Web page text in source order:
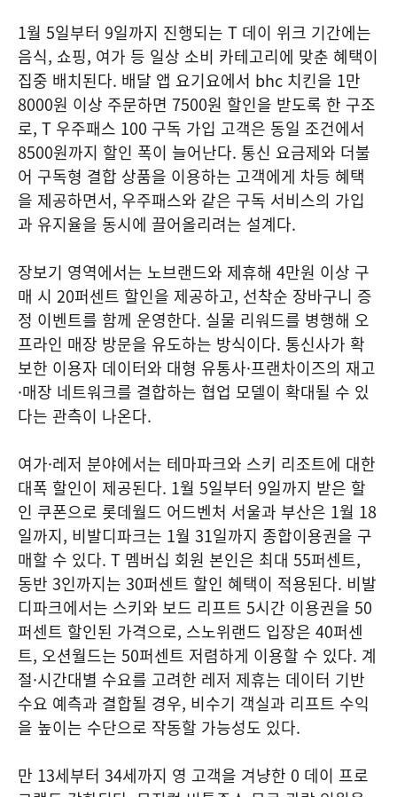
1월 5일부터 9일까지 진행되는 T 데이 위크 기간에는
음식, 쇼핑, 여가 등 일상 소비 카테고리에 맞춘 혜택이
집중 배치된다. 배달 앱 요기요에서 bhc 치킨을 1만
8000원 이상 주문하면 7500원 할인을 받도록 한 구조
로, T 우주패스 100 구독 가입 고객은 동일 조건에서
8500원까지 할인 폭이 늘어난다. 통신 요금제와 더불
어 구독형 결합 상품을 이용하는 고객에게 차등 혜택
을 제공하면서, 우주패스와 같은 구독 서비스의 가입
과 유지율을 동시에 끌어올리려는 설계다.
장보기 영역에서는 노브랜드와 제휴해 4만원 이상 구
매 시 20퍼센트 할인을 제공하고, 선착순 장바구니 증
정 이벤트를 함께 운영한다. 실물 리워드를 병행해 오
프라인 매장 방문을 유도하는 방식이다. 통신사가 확
보한 이용자 데이터와 대형 유통사·프랜차이즈의 재고
·매장 네트워크를 결합하는 협업 모델이 확대될 수 있
다는 관측이 나온다.
여가·레저 분야에서는 테마파크와 스키 리조트에 대한
대폭 할인이 제공된다. 1월 5일부터 9일까지 받은 할
인 쿠폰으로 롯데월드 어드벤처 서울과 부산은 1월 18
일까지, 비발디파크는 1월 31일까지 종합이용권을 구
매할 수 있다. T 멤버십 회원 본인은 최대 55퍼센트,
동반 3인까지는 30퍼센트 할인 혜택이 적용된다. 비발
디파크에서는 스키와 보드 리프트 5시간 이용권을 50
퍼센트 할인된 가격으로, 스노위랜드 입장은 40퍼센
트, 오션월드는 50퍼센트 저렴하게 이용할 수 있다. 계
절·시간대별 수요를 고려한 레저 제휴는 데이터 기반
수요 예측과 결합될 경우, 비수기 객실과 리프트 수익
을 높이는 수단으로 작동할 가능성도 있다.
만 13세부터 34세까지 영 고객을 겨냥한 0 데이 프로